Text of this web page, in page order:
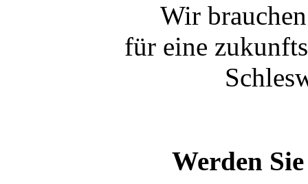
Wir
für eine
Werden